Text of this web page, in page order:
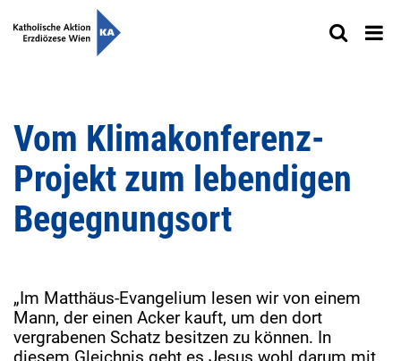
Vom Klimakonferenz-
Projekt zum lebendigen
Begegnungsort
„Im Matthäus-Evangelium lesen wir von einem
Mann, der einen Acker kauft, um den dort
vergrabenen Schatz besitzen zu können. In